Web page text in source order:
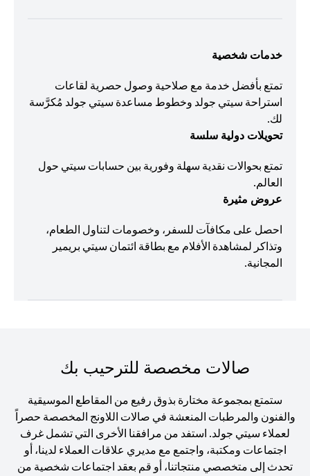
خدمات شخصية
تمتع بأفضل خدمة مع صلاحية وصول حصرية لقاعات
استراحة سيتي جولد وخطوط مساعدة سيتي جولد مُكرَّسة
لك.
تحويلات دولية سلسة
تمتع بحوالات نقدية سهلة وفورية بين حسابات سيتي حول
العالم.
عروض مثيرة
احصل على مكافآت للسفر، وخصومات لتناول الطعام،
وتذاكر لمشاهدة الأفلام مع بطاقة ائتمان سيتي بريمير
المجانية.
صالات مخصصة للترحيب بك
ستمتع بمجموعة مختارة بذوق رفيع من المقاطع الموسيقية
والفنون والمرطبات المنعشة في صالات اللاونج المخصصة حصراً
لعملاء سيتي جولد. استفد من مرافقنا الأخرى التي تشمل غرف
اجتماعات ومكتبة، واجتمع مع مديري علاقات العملاء لدينا، أو
تحدث إلى متخصصي منتجاتنا، أو قم بعقد اجتماعات شخصية من